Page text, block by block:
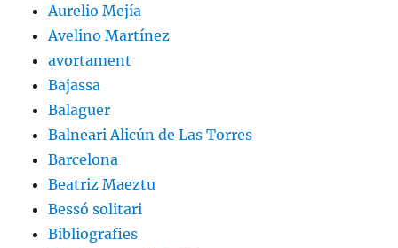
Aurelio Mejía
Avelino Martínez
avortament
Bajassa
Balaguer
Balneari Alicún de Las Torres
Barcelona
Beatriz Maeztu
Bessó solitari
Bibliografies